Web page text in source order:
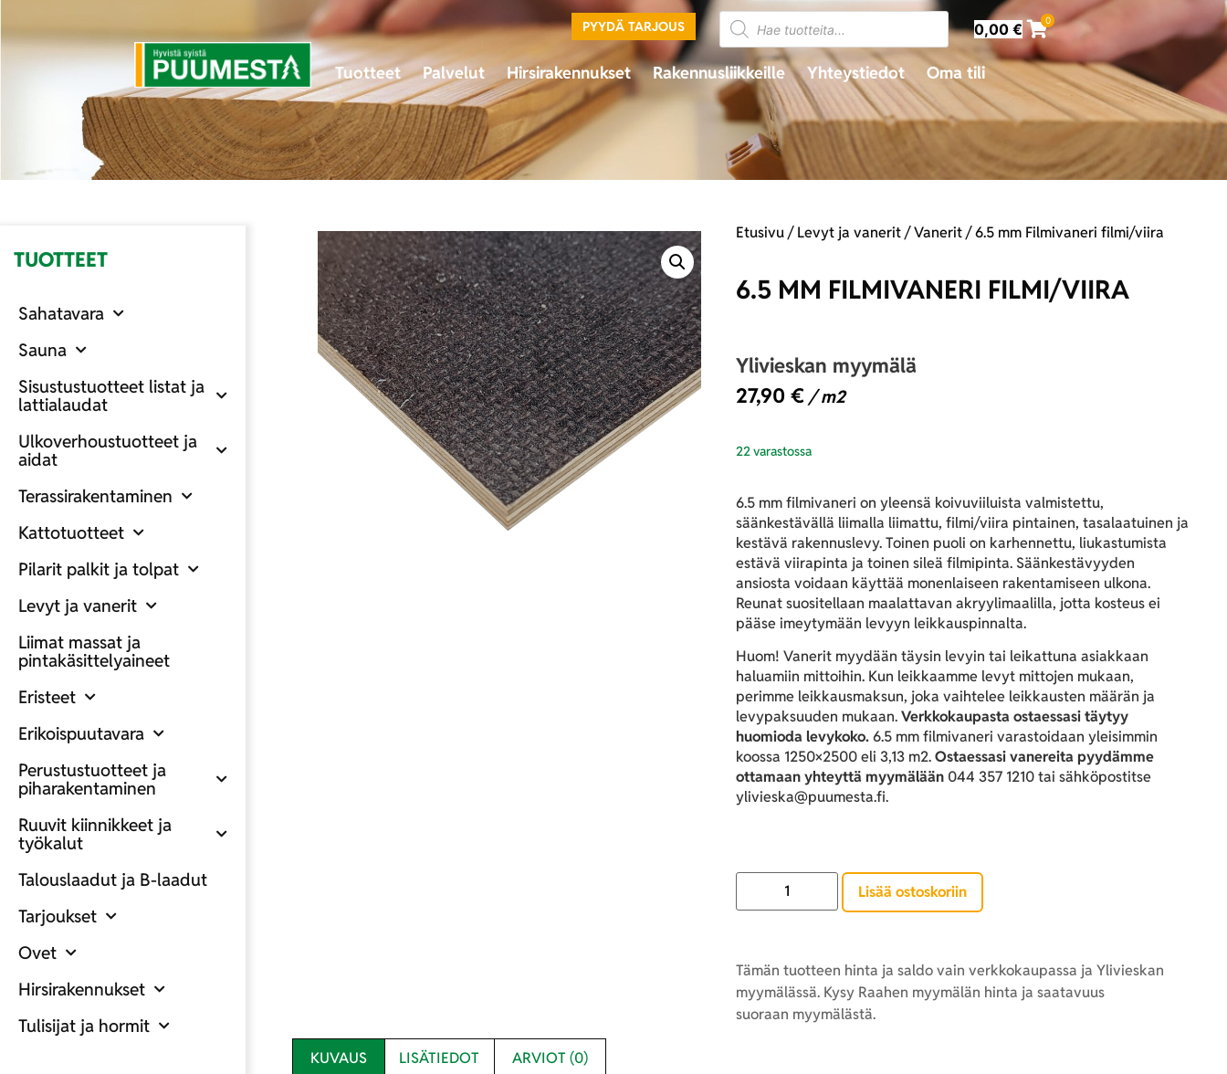
PYYDÄ TARJOUS 0,00€ 0
Tuotteet Palvelut Hirsirakennukset Rakennusliikkeille Yhteystiedot Oma tili
TUOTTEET
Sahatavara
Sauna
Sisustustuotteet listat ja
lattialaudat
Ulkoverhoustuotteet ja
aidat
Terassirakentaminen
Kattotuotteet
Pilarit palkit ja tolpat
Levyt ja vanerit
Liimat massat ja
pintakäsittelyaineet
Eristeet
Erikoispuutavara
Perustustuotteet ja
piharakentaminen
Ruuvit kiinnikkeet ja
työkalut
Talouslaadut ja B-laadut
Tarjoukset
Ovet
Hirsirakennukset
Tulisijat ja hormit
Etusivu/Levyt ja vanerit/Vanerit/ 6.5 mm Filmivaneri filmi/viira
6.5 MM FILMIVANERI FILMI/VIIRA
Ylivieskan myymälä
27,90€ / m2
22 varastossa
6.5 mm filmivaneri on yleensä koivuviiluista valmistettu,
säänkestävällä liimalla liimattu, filmi/viira pintainen, tasalaatuinen ja
kestävä rakennuslevy. Toinen puoli on karhennettu, liukastumista
estävä viirapinta ja toinen sileä filmipinta. Säänkestävyyden
ansiosta voidaan käyttää monenlaiseen rakentamiseen ulkona.
Reunat suositellaan maalattavan akryylimaalilla, jotta kosteus ei
pääse imeytymään levyyn leikkauspinnalta.
Huom! Vanerit myydään täysin levyin tai leikattuna asiakkaan
haluamiin mittoihin. Kun leikkaamme levyt mittojen mukaan,
perimme leikkausmaksun, joka vaihtelee leikkausten määrän ja
levypaksuuden mukaan.Verkkokaupasta ostaessasi täytyy
huomioda levykoko.6.5 mm filmivaneri varastoidaan yleisimmin
koossa 1250×2500 eli 3,13 m2.Ostaessasi vanereita pyydämme
ottamaan yhteyttä myymälään 044 357 1210 tai sähköpostitse
ylivieska@puumesta.fi.
Lisää ostoskoriin
Tämän tuotteen hinta ja saldo vain verkkokaupassa ja Ylivieskan
myymälässä. Kysy Raahen myymälän hinta ja saatavuus
suoraan myymälästä.
KUVAUS LISÄTIEDOT ARVIOT (0)